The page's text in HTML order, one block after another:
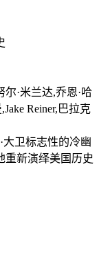
尔·米兰达,乔恩·哈
Reiner,巴拉克
卫标志性的冷幽
重新演绎美国历史